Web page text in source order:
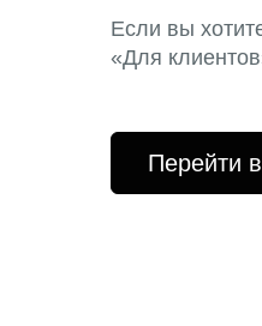
Если вы
«Для
Перейти